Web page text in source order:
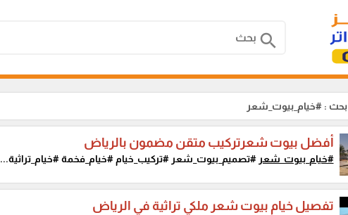
search
بحث : #خيام_بيوت_شعر
أفضل بيوت شعرتركيب متقن مضمون بالرياض
#خيام_بيوت_شعر #تصميم_بيوت_شعر #تركيب_خيام #خيام_فخمة #خيام_تراثية...
تفصيل خيام بيوت شعر ملكي تراثية في الرياض